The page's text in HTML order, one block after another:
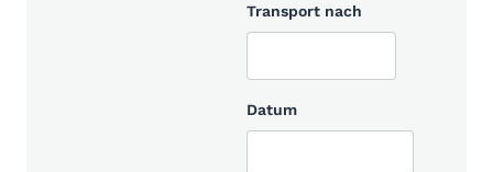
Transport nach
Datum